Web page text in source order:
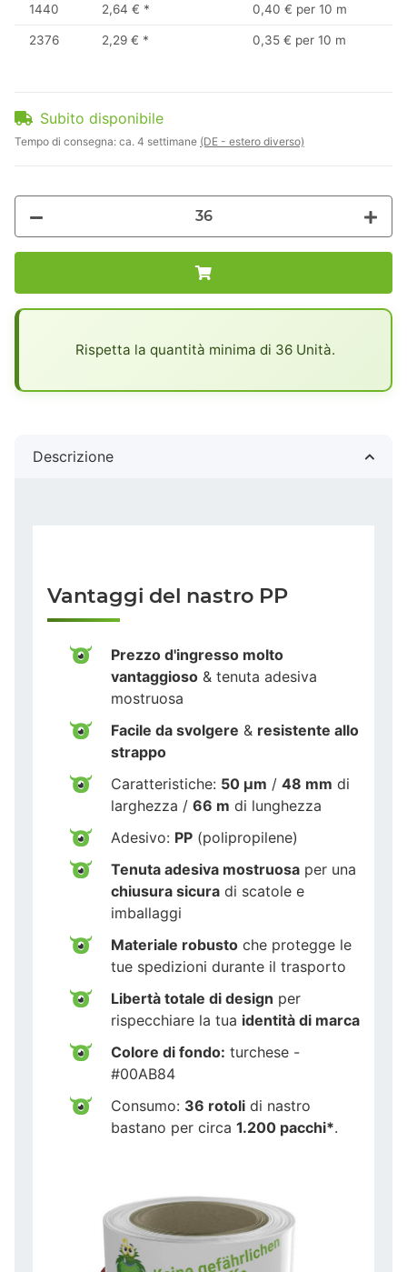
1440 2,64 € * 0,40 € per 10 m
2376 2,29 € * 0,35 € per 10 m
Subito disponibile
Tempo di consegna: ca. 4 settimane (DE - estero diverso)
Rispetta la quantità minima di 36 Unità.
Descrizione
Vantaggi del nastro PP
Prezzo d'ingresso molto
vantaggioso & tenuta adesiva
mostruosa
Facile da svolgere & resistente allo
strappo
Caratteristiche: 50 µm / 48 mm di
larghezza / 66 m di lunghezza
Adesivo: PP (polipropilene)
Tenuta adesiva mostruosa per una
chiusura sicura di scatole e
imballaggi
Materiale robusto che protegge le
tue spedizioni durante il trasporto
Libertà totale di design per
rispecchiare la tua identità di marca
Colore di fondo: turchese -
#00AB84
Consumo: 36 rotoli di nastro
bastano per circa 1.200 pacchi*.